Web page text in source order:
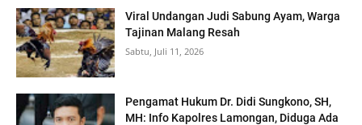
Viral Undangan Judi Sabung Ayam, Warga
Tajinan Malang Resah
Sabtu, Juli 11, 2026
Pengamat Hukum Dr. Didi Sungkono, SH,
MH: Info Kapolres Lamongan, Diduga Ada